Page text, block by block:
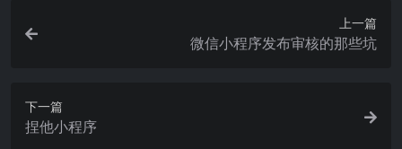
上一篇
微信小程序发布审核的那些坑
下一篇
捏他小程序